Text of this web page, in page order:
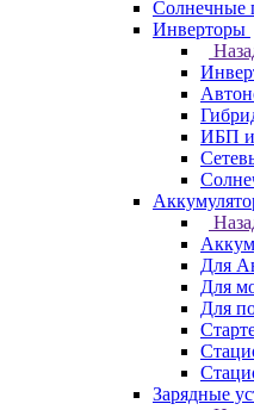
Солнечные
Инверторы
ИБП
Для
Для
Для
Зарядные